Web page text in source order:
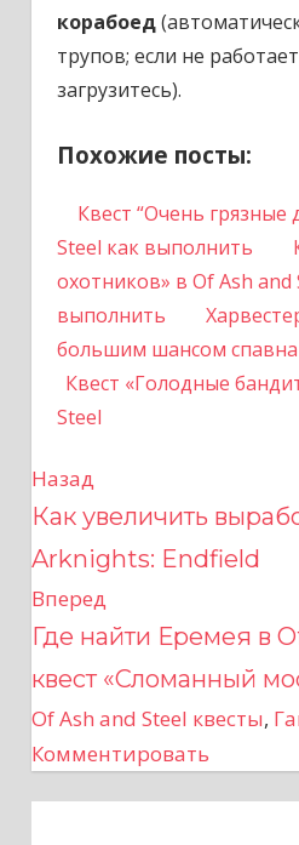
корабоед
трупов; если не
загрузитесь).
Похожие посты:
Квест “Очень грязные
Steel как выполнить
охотников» в Of Ash and
выполнить
большим шансом
Квест «Голодные
Steel
Н
а
в
и
г
а
ц
Назад
Как увеличить
Arknights: Endfield
Вперед
Где найти Еремея в
квест «Сломанный
Of Ash and Steel квесты,
Комментировать